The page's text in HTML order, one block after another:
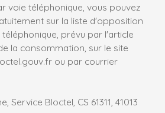
voie téléphonique, vous pouvez
sur la liste d'opposition
prévu par l'article
la consommation, sur le site
ou par courrier
Service Bloctel, CS 61311, 41013